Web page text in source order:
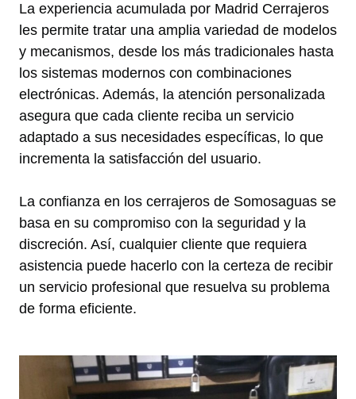
La experiencia acumulada por Madrid Cerrajeros
les permite tratar una amplia variedad de modelos
y mecanismos, desde los más tradicionales hasta
los sistemas modernos con combinaciones
electrónicas. Además, la atención personalizada
asegura que cada cliente reciba un servicio
adaptado a sus necesidades específicas, lo que
incrementa la satisfacción del usuario.
La confianza en los cerrajeros de Somosaguas se
basa en su compromiso con la seguridad y la
discreción. Así, cualquier cliente que requiera
asistencia puede hacerlo con la certeza de recibir
un servicio profesional que resuelva su problema
de forma eficiente.